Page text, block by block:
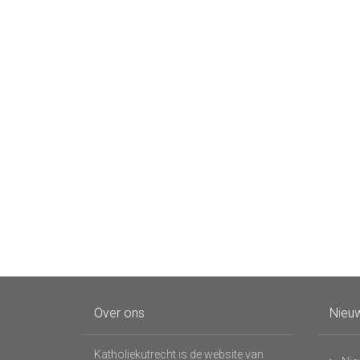
Over ons
Katholiekutrecht is de website van